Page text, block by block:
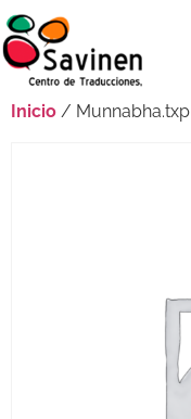
Inicio / Munnabha.txp